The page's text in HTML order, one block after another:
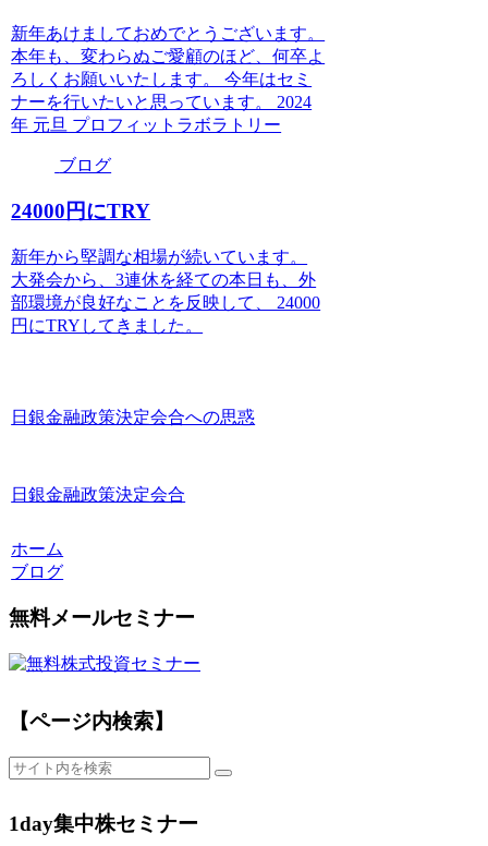
新年あけましておめでとうございます。
本年も、変わらぬご愛顧のほど、何卒よ
ろしくお願いいたします。 今年はセミ
ナーを行いたいと思っています。 2024
年 元旦 プロフィットラボラトリー
ブログ
24000円にTRY
新年から堅調な相場が続いています。
大発会から、3連休を経ての本日も、外
部環境が良好なことを反映して、 24000
円にTRYしてきました。
日銀金融政策決定会合への思惑
日銀金融政策決定会合
ホーム
ブログ
無料メールセミナー
【ページ内検索】
1day集中株セミナー